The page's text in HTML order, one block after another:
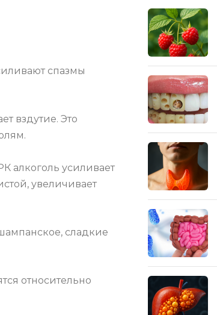
спазмы
вздутие. Это
алкоголь усиливает
увеличивает
сладкие
относительно